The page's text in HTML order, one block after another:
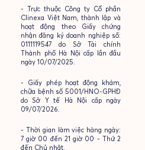
- Trực thuộc Công ty Cổ phần
Clinexa Việt Nam, thành lập và
hoạt động theo Giấy chứng
nhận đăng ký doanh nghiệp số:
0111119547 do Sở Tài chính
Thành phố Hà Nội cấp lần đầu
ngày 10/07/2025.
- Giấy phép hoạt động khám,
chữa bệnh số 5001/HNO-GPHĐ
do Sở Y tế Hà Nội cấp ngày
09/07/2026.
- Thời gian làm việc hàng ngày:
7 giờ 00 đến 21 giờ 00 - Thứ 2
đến Chủ nhật.